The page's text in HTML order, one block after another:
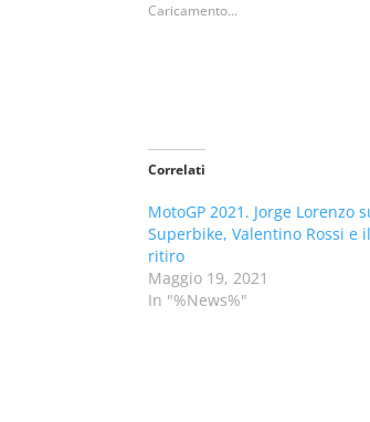
Caricamento...
Correlati
MotoGP 2021. Jorge Lorenzo
Superbike, Valentino Rossi e il
ritiro
Maggio 19, 2021
In "%News%"